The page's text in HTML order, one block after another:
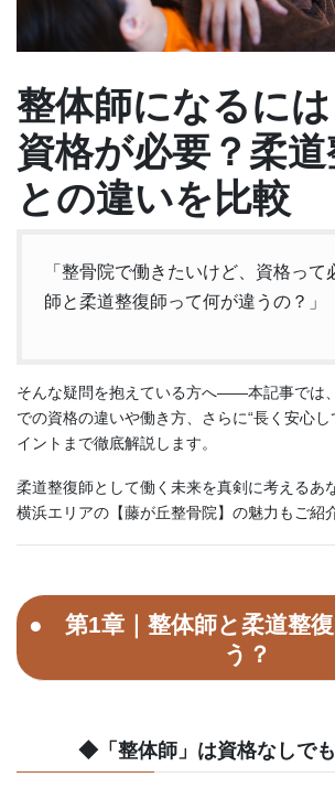
整体師になるに
資格が必要？柔
との違いを比較
「整骨院で働きたいけど、資格って
師と柔道整復師って何が違うの？」
そんな疑問を抱えている方へ——本記事では
での資格の違いや働き方、さらに“長く安心
イントまで徹底解説します。
柔道整復師として働く未来を真剣に考えるあ
横浜エリアの【藤が丘整骨院】の魅力もご紹
第1章｜整体師と柔道整
う？
◆「整体師」は資格なしで